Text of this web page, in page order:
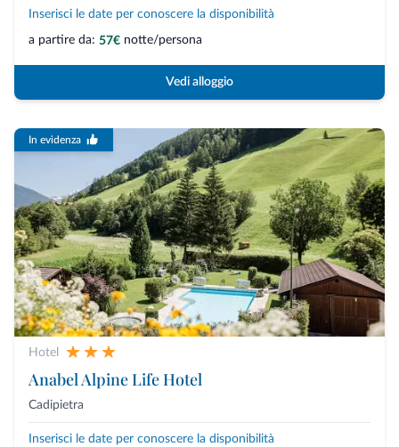
Inserisci le date per conoscere la disponibilità
a partire da: 57€ notte/persona
Vedi alloggio
In evidenza
Hotel
Anabel Alpine Life Hotel
Cadipietra
Inserisci le date per conoscere la disponibilità